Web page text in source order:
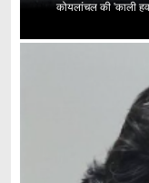
कोयलांचल की 'काली